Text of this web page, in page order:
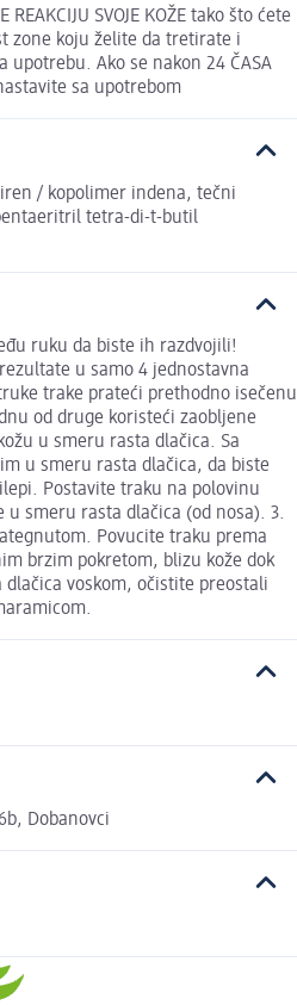
REAKCIJU SVOJE KOŽE tako što ćete
zone koju želite da tretirate i
Ako se nakon 24 ČASA
sa upotrebom
/ kopolimer indena, tečni
tetra-di-t-butil
ruku da biste ih razdvojili!
u samo 4 jednostavna
trake prateći prethodno isečenu
od druge koristeći zaobljene
u smeru rasta dlačica. Sa
u smeru rasta dlačica, da biste
Postavite traku na polovinu
smeru rasta dlačica (od nosa). 3.
Povucite traku prema
brzim pokretom, blizu kože dok
voskom, očistite preostali
Dobanovci